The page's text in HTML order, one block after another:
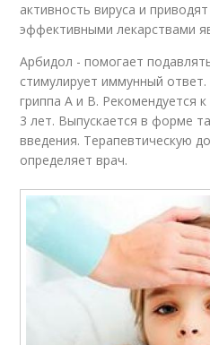
активность вируса и
эффективными лекарствами
Арбидол - помогает
стимулирует иммунный
гриппа А и В. Рекомендуется
3 лет. Выпускается в форме
введения. Терапевтическую
определяет врач.